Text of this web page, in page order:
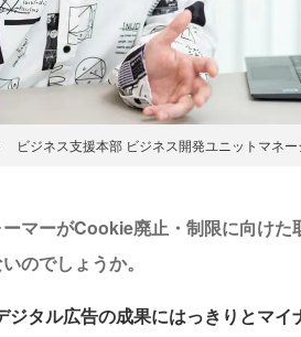
ビジネス支援本部 ビジネス開発ユニットマネ
マーがCookie廃止・制限に向けた
のでしょうか。
タル広告の成果にはっきりとマイ